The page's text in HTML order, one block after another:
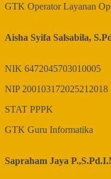
GTK Operator Layanan
Aisha Syifa Salsabila,
NIK 6472045703010005
NIP 200103172025212018
STAT PPPK
GTK Guru Informatika
Sapraham Jaya